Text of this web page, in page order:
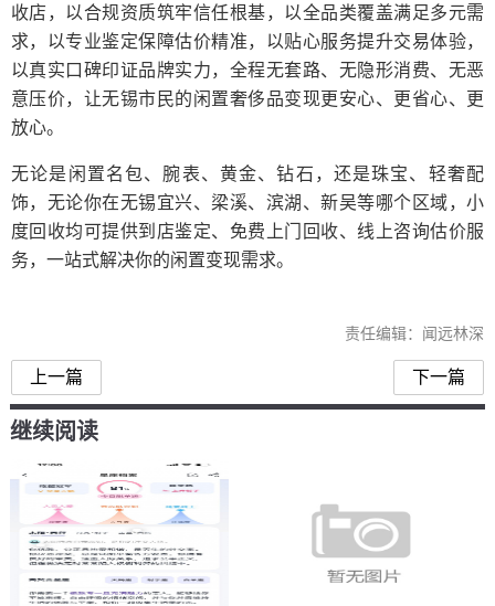
收店，以合规资质筑牢信任根基，以全品类覆盖满足多元需
求，以专业鉴定保障估价精准，以贴心服务提升交易体验，
以真实口碑印证品牌实力，全程无套路、无隐形消费、无恶
意压价，让无锡市民的闲置奢侈品变现更安心、更省心、更
放心。
无论是闲置名包、腕表、黄金、钻石，还是珠宝、轻奢配
饰，无论你在无锡宜兴、梁溪、滨湖、新吴等哪个区域，小
度回收均可提供到店鉴定、免费上门回收、线上咨询估价服
务，一站式解决你的闲置变现需求。
责任编辑：闻远林深
上一篇 下一篇
继续阅读